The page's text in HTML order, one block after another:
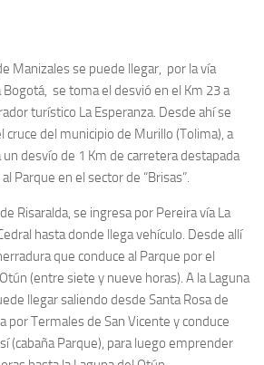
Manizales se puede llegar, por la vía
Bogotá, se toma el desvió en el Km 23 a
turístico La Esperanza. Desde ahí se
cruce del municipio de Murillo (Tolima), a
desvío de 1 Km de carretera destapada
Parque en el sector de “Brisas”.
Risaralda, se ingresa por Pereira vía La
hasta donde llega vehículo. Desde allí
que conduce al Parque por el
(entre siete y nueve horas). A la Laguna
llegar saliendo desde Santa Rosa de
por Termales de San Vicente y conduce
(cabaña Parque), para luego emprender